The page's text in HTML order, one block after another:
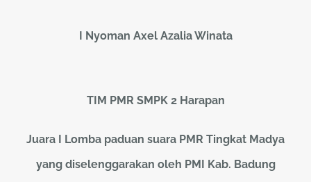
I Nyoman Axel Azalia Winata
TIM PMR SMPK 2 Harapan
Juara I Lomba paduan suara PMR Tingkat Madya
yang diselenggarakan oleh PMI Kab. Badung